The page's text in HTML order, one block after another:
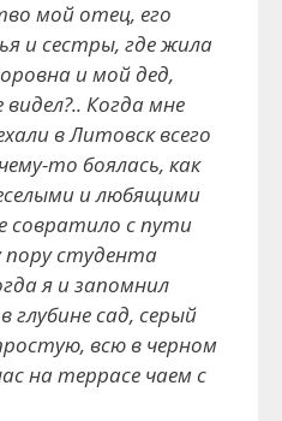
мой отец, его
и сестры, где жила
и мой дед,
Когда мне
в Литовск всего
то боялась, как
и любящими
совратило с пути
студента
я и запомнил
сад, серый
всю в черном
на террасе чаем с